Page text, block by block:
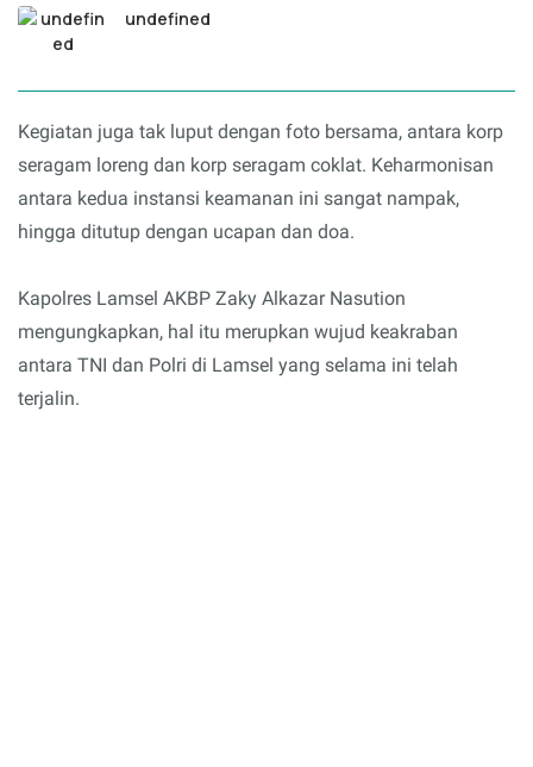
undefined
Kegiatan juga tak luput dengan foto bersama, antara korp
seragam loreng dan korp seragam coklat. Keharmonisan
antara kedua instansi keamanan ini sangat nampak,
hingga ditutup dengan ucapan dan doa.
Kapolres Lamsel AKBP Zaky Alkazar Nasution
mengungkapkan, hal itu merupkan wujud keakraban
antara TNI dan Polri di Lamsel yang selama ini telah
terjalin.